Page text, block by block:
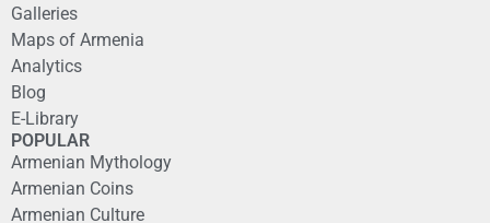
Galleries
Maps of Armenia
Analytics
Blog
E-Library
POPULAR
Armenian Mythology
Armenian Coins
Armenian Culture